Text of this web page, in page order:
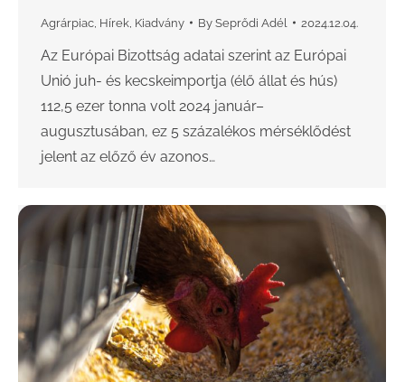
Agrárpiac Hírek Kiadvány By Seprődi Adél 2024.12.04.
Az Európai Bizottság adatai szerint az Európai
Unió juh- és kecskeimportja (élő állat és hús)
112,5 ezer tonna volt 2024 január–
augusztusában, ez 5 százalékos mérséklődést
jelent az előző év azonos…